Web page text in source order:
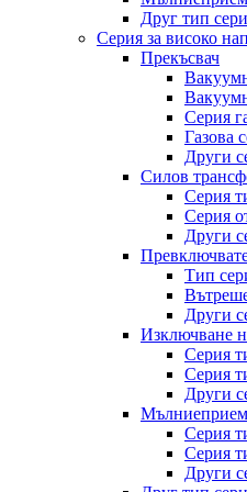
Друг тип
Серия за високо
Прекъсвач
Серия
Газова
Други
Силов
Серия
Серия
Други
Тип
Други
Изключване
Серия
Серия
Други
Серия
Серия
Други